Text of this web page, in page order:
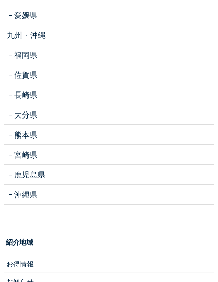
愛媛県
九州・沖縄
福岡県
佐賀県
長崎県
大分県
熊本県
宮崎県
鹿児島県
沖縄県
紹介地域
お得情報